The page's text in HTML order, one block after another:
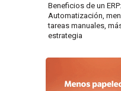
Beneficios de un ERP:
Automatización,
tareas manuales,
estrategia